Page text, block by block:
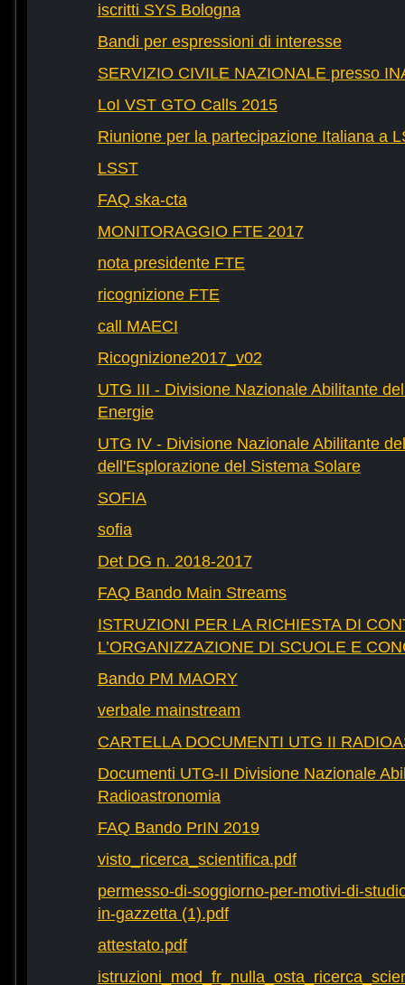
iscritti SYS Bologna
Bandi per espressioni di interesse
SERVIZIO CIVILE NAZIONALE presso
LoI VST GTO Calls 2015
Riunione per la partecipazione Italiana a
LSST
FAQ ska-cta
MONITORAGGIO FTE 2017
nota presidente FTE
ricognizione FTE
call MAECI
Ricognizione2017_v02
UTG III - Divisione Nazionale Abilitante
Energie
UTG IV - Divisione Nazionale Abilitante
dell'Esplorazione del Sistema Solare
SOFIA
sofia
Det DG n. 2018-2017
FAQ Bando Main Streams
ISTRUZIONI PER LA RICHIESTA DI
L’ORGANIZZAZIONE DI SCUOLE E
Bando PM MAORY
verbale mainstream
CARTELLA DOCUMENTI UTG II
Documenti UTG-II Divisione Nazionale
Radioastronomia
FAQ Bando PrIN 2019
visto_ricerca_scientifica.pdf
permesso-di-soggiorno-per-motivi-di-
in-gazzetta (1).pdf
attestato.pdf